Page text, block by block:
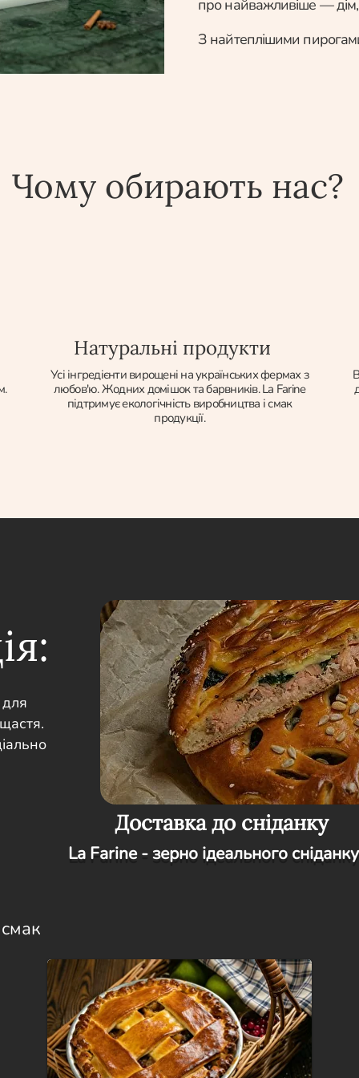
про найважливіше —
З найтеплішими
Чому обирають нас?
Натуральні продукти
Усі інгредієнти вирощені на українських фермах з
любов'ю. Жодних домішок та барвників. La Farine
підтримує екологічність виробництва і смак
продукції.
Доставка до сніданку
La Farine - зерно ідеального сніданку